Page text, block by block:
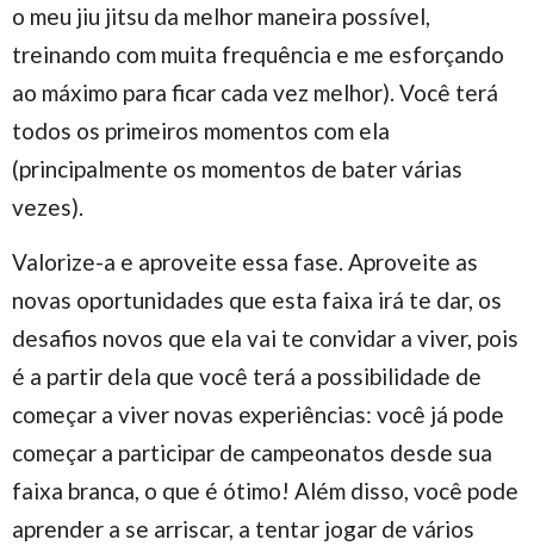
o meu jiu jitsu da melhor maneira possível,
treinando com muita frequência e me esforçando
ao máximo para ficar cada vez melhor). Você terá
todos os primeiros momentos com ela
(principalmente os momentos de bater várias
vezes).
Valorize-a e aproveite essa fase. Aproveite as
novas oportunidades que esta faixa irá te dar, os
desafios novos que ela vai te convidar a viver, pois
é a partir dela que você terá a possibilidade de
começar a viver novas experiências: você já pode
começar a participar de campeonatos desde sua
faixa branca, o que é ótimo! Além disso, você pode
aprender a se arriscar, a tentar jogar de vários